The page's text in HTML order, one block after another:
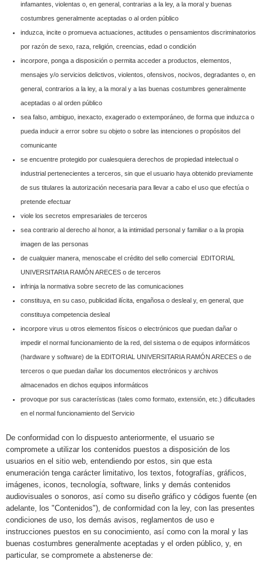
infamantes, violentas o, en general, contrarias a la ley, a la moral y buenas
costumbres generalmente aceptadas o al orden público
induzca, incite o promueva actuaciones, actitudes o pensamientos discriminatorios
por razón de sexo, raza, religión, creencias, edad o condición
incorpore, ponga a disposición o permita acceder a productos, elementos,
mensajes y/o servicios delictivos, violentos, ofensivos, nocivos, degradantes o, en
general, contrarios a la ley, a la moral y a las buenas costumbres generalmente
aceptadas o al orden público
sea falso, ambiguo, inexacto, exagerado o extemporáneo, de forma que induzca o
pueda inducir a error sobre su objeto o sobre las intenciones o propósitos del
comunicante
se encuentre protegido por cualesquiera derechos de propiedad intelectual o
industrial pertenecientes a terceros, sin que el usuario haya obtenido previamente
de sus titulares la autorización necesaria para llevar a cabo el uso que efectúa o
pretende efectuar
viole los secretos empresariales de terceros
sea contrario al derecho al honor, a la intimidad personal y familiar o a la propia
imagen de las personas
de cualquier manera, menoscabe el crédito del sello comercial EDITORIAL
UNIVERSITARIA RAMÓN ARECES o de terceros
infrinja la normativa sobre secreto de las comunicaciones
constituya, en su caso, publicidad ilícita, engañosa o desleal y, en general, que
constituya competencia desleal
incorpore virus u otros elementos físicos o electrónicos que puedan dañar o
impedir el normal funcionamiento de la red, del sistema o de equipos informáticos
(hardware y software) de la EDITORIAL UNIVERSITARIA RAMÓN ARECES o de
terceros o que puedan dañar los documentos electrónicos y archivos
almacenados en dichos equipos informáticos
provoque por sus características (tales como formato, extensión, etc.) dificultades
en el normal funcionamiento del Servicio
De conformidad con lo dispuesto anteriormente, el usuario se
compromete a utilizar los contenidos puestos a disposición de los
usuarios en el sitio web, entendiendo por estos, sin que esta
enumeración tenga carácter limitativo, los textos, fotografías, gráficos,
imágenes, iconos, tecnología, software, links y demás contenidos
audiovisuales o sonoros, así como su diseño gráfico y códigos fuente (en
adelante, los "Contenidos"), de conformidad con la ley, con las presentes
condiciones de uso, los demás avisos, reglamentos de uso e
instrucciones puestos en su conocimiento, así como con la moral y las
buenas costumbres generalmente aceptadas y el orden público, y, en
particular, se compromete a abstenerse de: